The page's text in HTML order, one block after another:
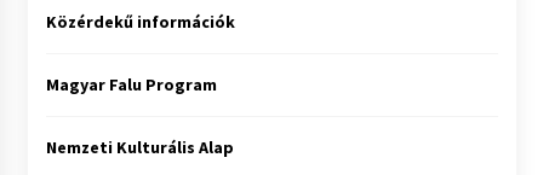
Közérdekű információk
Magyar Falu Program
Nemzeti Kulturális Alap